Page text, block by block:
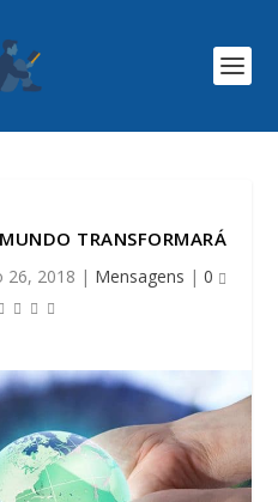
TRANSFORMARÁ
26, 2018 | Mensagens | 0